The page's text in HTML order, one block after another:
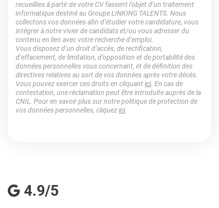
recueillies à partir de votre CV fassent l’objet d’un traitement
informatique destiné au Groupe LINKING TALENTS. Nous
collectons vos données afin d’étudier votre candidature, vous
intégrer à notre vivier de candidats et/ou vous adresser du
contenu en lien avec votre recherche d’emploi.
Vous disposez d’un droit d’accès, de rectification,
d’effacement, de limitation, d’opposition et de portabilité des
données personnelles vous concernant, et de définition des
directives relatives au sort de vos données après votre décès.
Vous pouvez exercer ces droits en cliquantici. En cas de
contestation, une réclamation peut être introduite auprès de la
CNIL. Pour en savoir plus sur notre politique de protection de
vos données personnelles, cliquezici.
4.9/5